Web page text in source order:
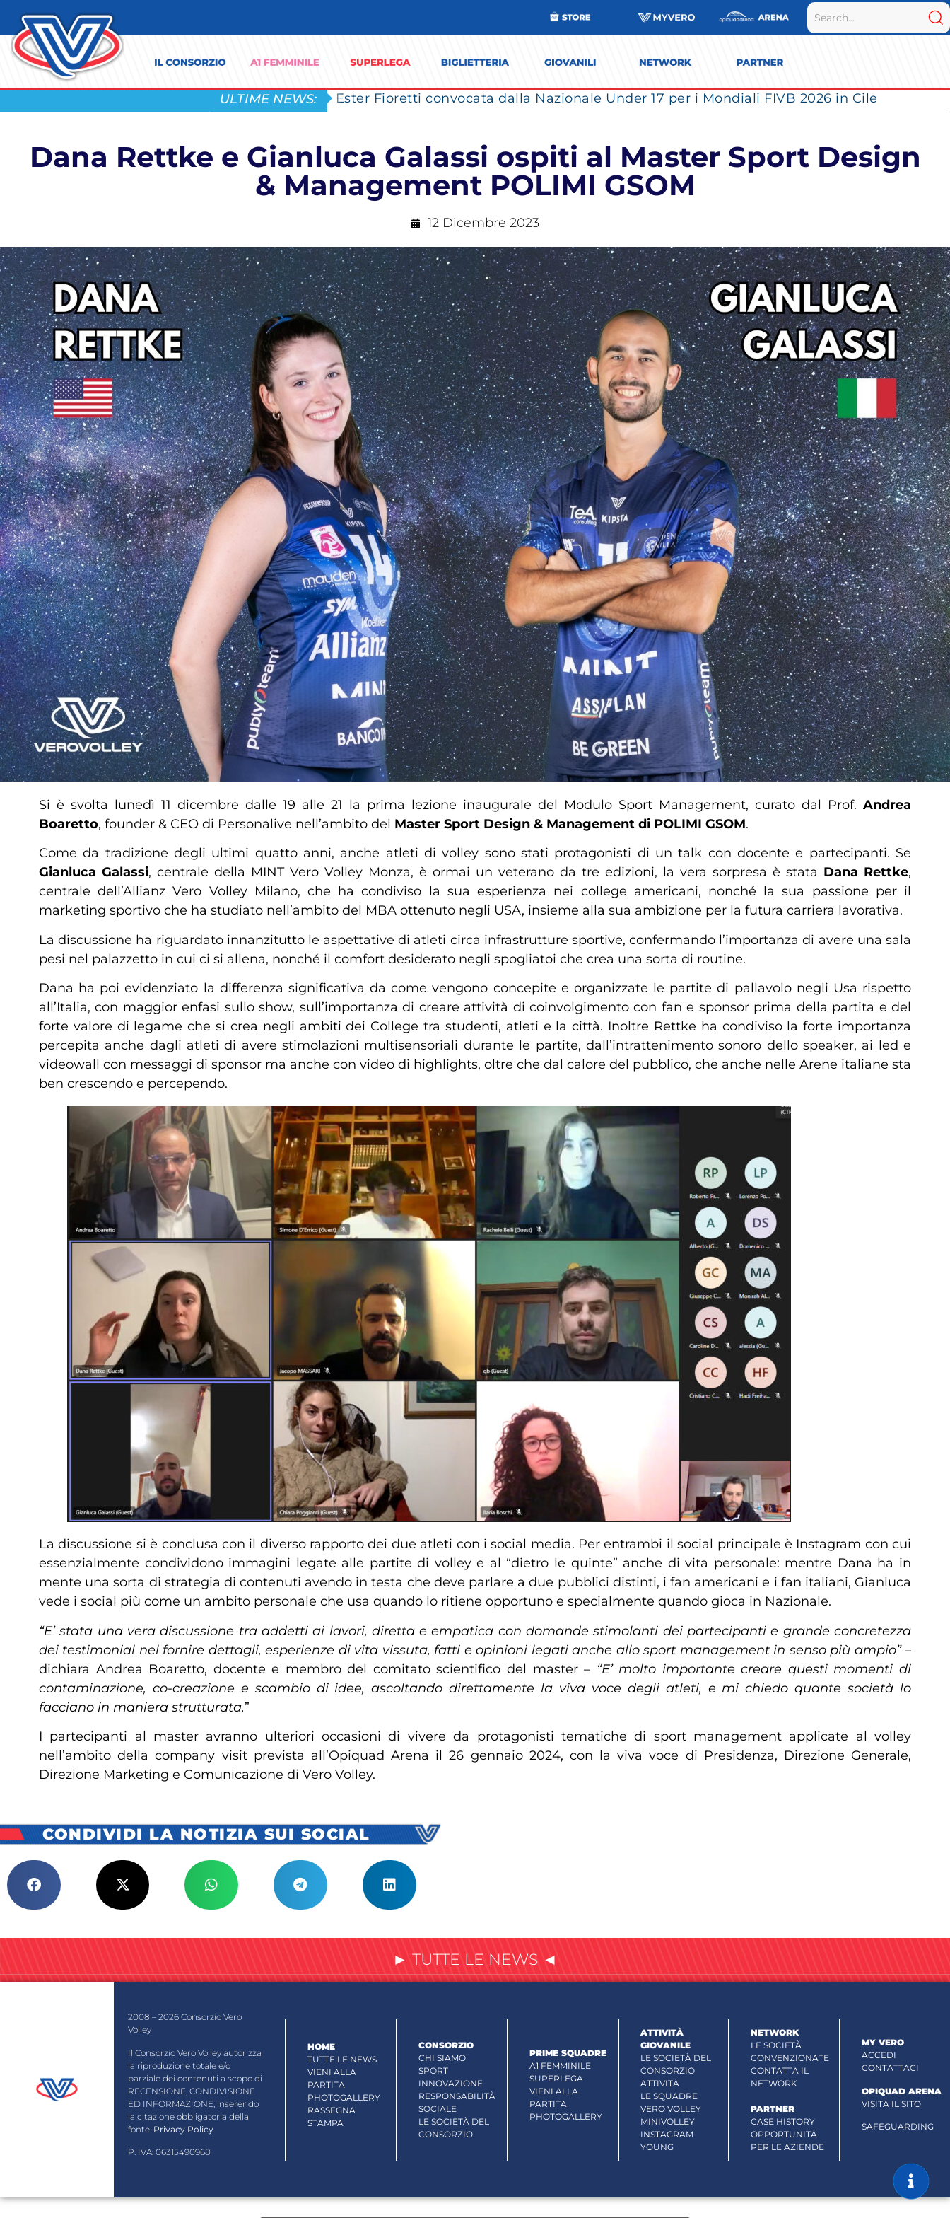
ULTIME NEWS: Ester Fioretti convocata dalla Nazionale Under 17 per i Mondiali FIVB 2026 in Cile
Dana Rettke e Gianluca Galassi ospiti al Master Sport Design
& Management POLIMI GSOM
12 Dicembre 2023
Si è svolta lunedì 11 dicembre dalle 19 alle 21 la prima lezione inaugurale del Modulo Sport Management, curato dal Prof. Andrea
Boaretto, founder & CEO di Personalive nell’ambito del Master Sport Design & Management di POLIMI GSOM.
Come da tradizione degli ultimi quatto anni, anche atleti di volley sono stati protagonisti di un talk con docente e partecipanti. Se
Gianluca Galassi, centrale della MINT Vero Volley Monza, è ormai un veterano da tre edizioni, la vera sorpresa è stata Dana Rettke,
centrale dell’Allianz Vero Volley Milano, che ha condiviso la sua esperienza nei college americani, nonché la sua passione per il
marketing sportivo che ha studiato nell’ambito del MBA ottenuto negli USA, insieme alla sua ambizione per la futura carriera lavorativa.
La discussione ha riguardato innanzitutto le aspettative di atleti circa infrastrutture sportive, confermando l’importanza di avere una sala
pesi nel palazzetto in cui ci si allena, nonché il comfort desiderato negli spogliatoi che crea una sorta di routine.
Dana ha poi evidenziato la differenza significativa da come vengono concepite e organizzate le partite di pallavolo negli Usa rispetto
all’Italia, con maggior enfasi sullo show, sull’importanza di creare attività di coinvolgimento con fan e sponsor prima della partita e del
forte valore di legame che si crea negli ambiti dei College tra studenti, atleti e la città. Inoltre Rettke ha condiviso la forte importanza
percepita anche dagli atleti di avere stimolazioni multisensoriali durante le partite, dall’intrattenimento sonoro dello speaker, ai led e
videowall con messaggi di sponsor ma anche con video di highlights, oltre che dal calore del pubblico, che anche nelle Arene italiane sta
ben crescendo e percependo.
La discussione si è conclusa con il diverso rapporto dei due atleti con i social media. Per entrambi il social principale è Instagram con cui
essenzialmente condividono immagini legate alle partite di volley e al “dietro le quinte” anche di vita personale: mentre Dana ha in
mente una sorta di strategia di contenuti avendo in testa che deve parlare a due pubblici distinti, i fan americani e i fan italiani, Gianluca
vede i social più come un ambito personale che usa quando lo ritiene opportuno e specialmente quando gioca in Nazionale.
“E’ stata una vera discussione tra addetti ai lavori, diretta e empatica con domande stimolanti dei partecipanti e grande concretezza
dei testimonial nel fornire dettagli, esperienze di vita vissuta, fatti e opinioni legati anche allo sport management in senso più ampio” –
dichiara Andrea Boaretto, docente e membro del comitato scientifico del master– “E’ molto importante creare questi momenti di
contaminazione, co-creazione e scambio di idee, ascoltando direttamente la viva voce degli atleti, e mi chiedo quante società lo
facciano in maniera strutturata.”
I partecipanti al master avranno ulteriori occasioni di vivere da protagonisti tematiche di sport management applicate al volley
nell’ambito della company visit prevista all’Opiquad Arena il 26 gennaio 2024, con la viva voce di Presidenza, Direzione Generale,
Direzione Marketing e Comunicazione di Vero Volley.
CONDIVIDI LA NOTIZIA SUI SOCIAL
► TUTTE LE NEWS ◄
2008 – 2026 Consorzio Vero
Volley
Il Consorzio Vero Volley autorizza
la riproduzione totale e/o
parziale dei contenuti a scopo di
RECENSIONE, CONDIVISIONE
ED INFORMAZIONE, inserendo
la citazione obbligatoria della
fonte. Privacy Policy
P. IVA: 06315490968
HOME
TUTTE LE NEWS
VIENI ALLA
PARTITA
PHOTOGALLERY
RASSEGNA
STAMPA
CONSORZIO
CHI SIAMO
SPORT
INNOVAZIONE
RESPONSABILITÀ
SOCIALE
LE SOCIETÀ DEL
CONSORZIO
PRIME SQUADRE
A1 FEMMINILE
SUPERLEGA
VIENI ALLA
PARTITA
PHOTOGALLERY
ATTIVITÀ
GIOVANILE
LE SOCIETÀ DEL
CONSORZIO
ATTIVITÀ
LE SQUADRE
VERO VOLLEY
MINIVOLLEY
INSTAGRAM
YOUNG
NETWORK
LE SOCIETÀ
CONVENZIONATE
CONTATTA IL
NETWORK
PARTNER
CASE HISTORY
OPPORTUNITÁ
PER LE AZIENDE
MY VERO
ACCEDI
CONTATTACI
OPIQUAD ARENA
VISITA IL SITO
SAFEGUARDING